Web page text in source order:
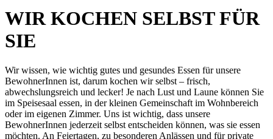
WIR KOCHEN SELBST FÜR
SIE
Wir wissen, wie wichtig gutes und gesundes Essen für unsere
BewohnerInnen ist, darum kochen wir selbst – frisch,
abwechslungsreich und lecker! Je nach Lust und Laune können Sie
im Speisesaal essen, in der kleinen Gemeinschaft im Wohnbereich
oder im eigenen Zimmer. Uns ist wichtig, dass unsere
BewohnerInnen jederzeit selbst entscheiden können, was sie essen
möchten. An Feiertagen, zu besonderen Anlässen und für private